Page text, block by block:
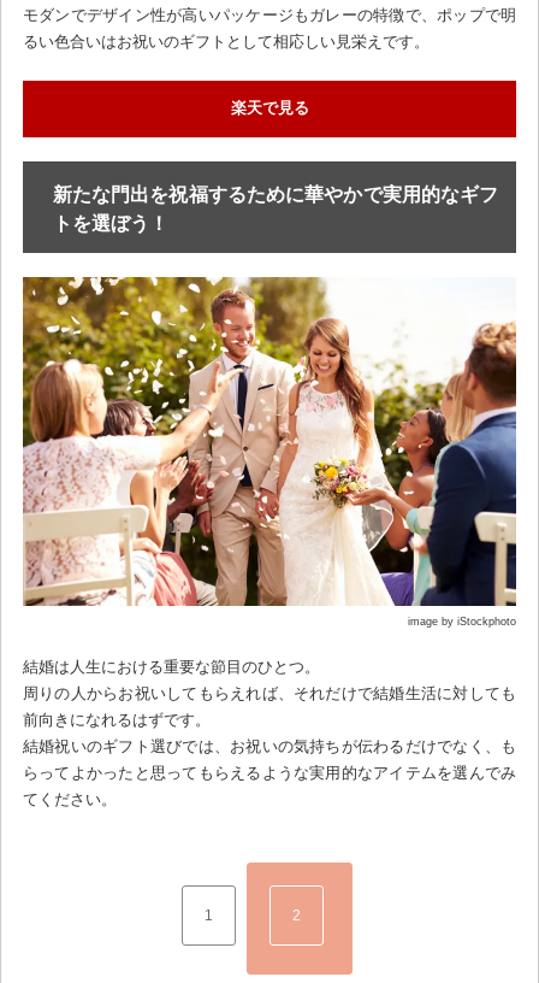
モダンでデザイン性が高いパッケージもガレーの特徴で、ポップで明
るい色合いはお祝いのギフトとして相応しい見栄えです。
楽天で見る
新たな門出を祝福するために華やかで実用的なギフ
トを選ぼう！
image by iStockphoto
結婚は人生における重要な節目のひとつ。
周りの人からお祝いしてもらえれば、それだけで結婚生活に対しても
前向きになれるはずです。
結婚祝いのギフト選びでは、お祝いの気持ちが伝わるだけでなく、も
らってよかったと思ってもらえるような実用的なアイテムを選んでみ
てください。
1 2